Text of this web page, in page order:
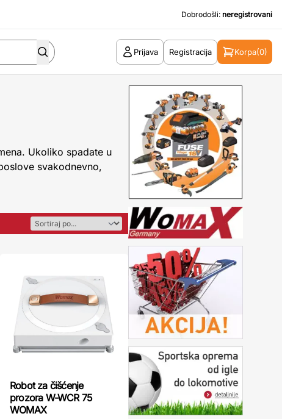
Dobrodošli: neregistrovani
Prijava Registracija Korpa(0)
Ukoliko spadate u
svakodnevno,
Robot za čišćenje
prozora W-WCR 75
WOMAX